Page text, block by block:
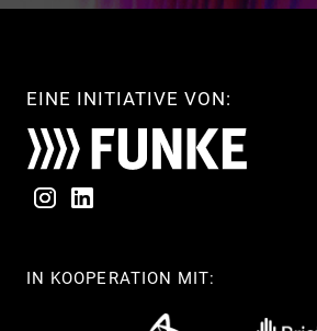
EINE INITIATIVE VON:
IN KOOPERATION MIT: